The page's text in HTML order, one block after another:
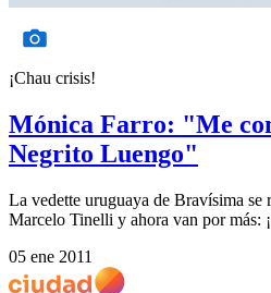
¡Chau crisis!
Mónica Farro: "Me
Negrito Luengo"
La vedette uruguaya de Bravísima
Marcelo Tinelli y ahora van por más:
05 ene 2011